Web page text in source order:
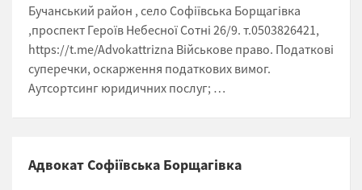
Бучанський район , село Софіївська Борщагівка
,проспект Героїв Небесної Сотні 26/9. т.0503826421,
https://t.me/Advokattrizna Військове право. Податкові
суперечки, оскарження податкових вимог.
Аутсортсинг юридичних послуг; …
Адвокат Софіївська Борщагівка